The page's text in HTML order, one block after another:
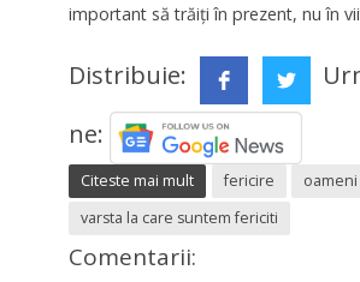
important să trăiți în prezent, nu în
Distribuie:
ne:
Citeste mai mult fericire
varsta la care suntem fericiti
Comentarii: